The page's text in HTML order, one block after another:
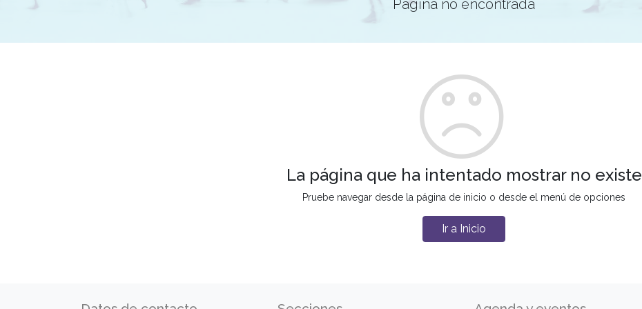
Página no encontrada
La página que ha intentado mostrar no existe
Pruebe navegar desde la página de inicio o desde el menú de opciones
Ir a Inicio